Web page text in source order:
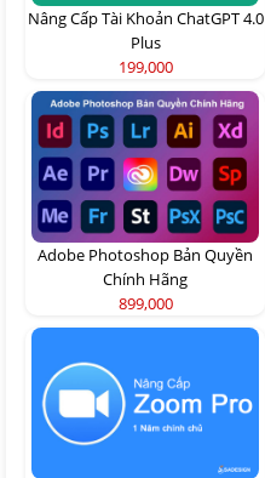
Nâng Cấp Tài Khoản ChatGPT 4.0
Plus
199,000
Adobe Photoshop Bản Quyền
Chính Hãng
899,000